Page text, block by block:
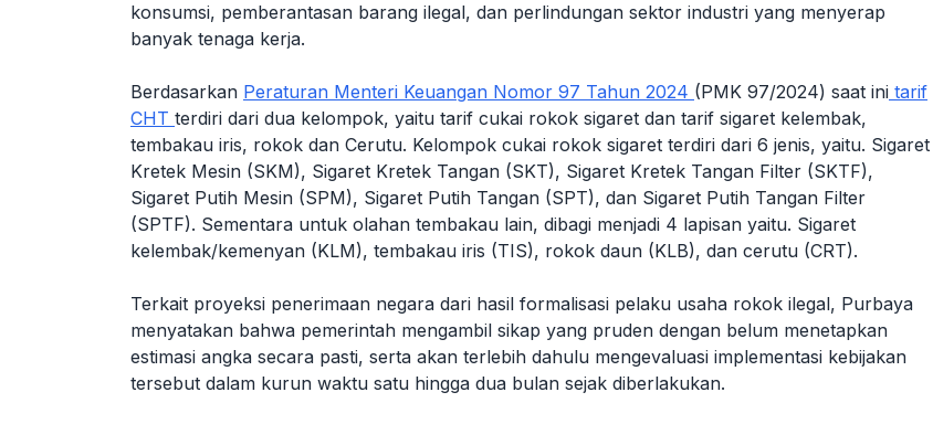
konsumsi, pemberantasan barang ilegal, dan perlindungan sektor industri yang menyerap
banyak tenaga kerja.
Berdasarkan Peraturan Menteri Keuangan Nomor 97 Tahun 2024 (PMK 97/2024) saat ini tarif
CHT terdiri dari dua kelompok, yaitu tarif cukai rokok sigaret dan tarif sigaret kelembak,
tembakau iris, rokok dan Cerutu. Kelompok cukai rokok sigaret terdiri dari 6 jenis, yaitu. Sigaret
Kretek Mesin (SKM), Sigaret Kretek Tangan (SKT), Sigaret Kretek Tangan Filter (SKTF),
Sigaret Putih Mesin (SPM), Sigaret Putih Tangan (SPT), dan Sigaret Putih Tangan Filter
(SPTF). Sementara untuk olahan tembakau lain, dibagi menjadi 4 lapisan yaitu. Sigaret
kelembak/kemenyan (KLM), tembakau iris (TIS), rokok daun (KLB), dan cerutu (CRT).
Terkait proyeksi penerimaan negara dari hasil formalisasi pelaku usaha rokok ilegal, Purbaya
menyatakan bahwa pemerintah mengambil sikap yang pruden dengan belum menetapkan
estimasi angka secara pasti, serta akan terlebih dahulu mengevaluasi implementasi kebijakan
tersebut dalam kurun waktu satu hingga dua bulan sejak diberlakukan.